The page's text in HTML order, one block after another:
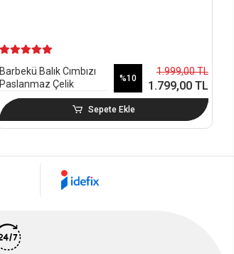
Barbekü Balık Cımbızı
Paslanmaz Çelik
%10
1.999,00 TL
1.799,00 TL
Sepete Ekle